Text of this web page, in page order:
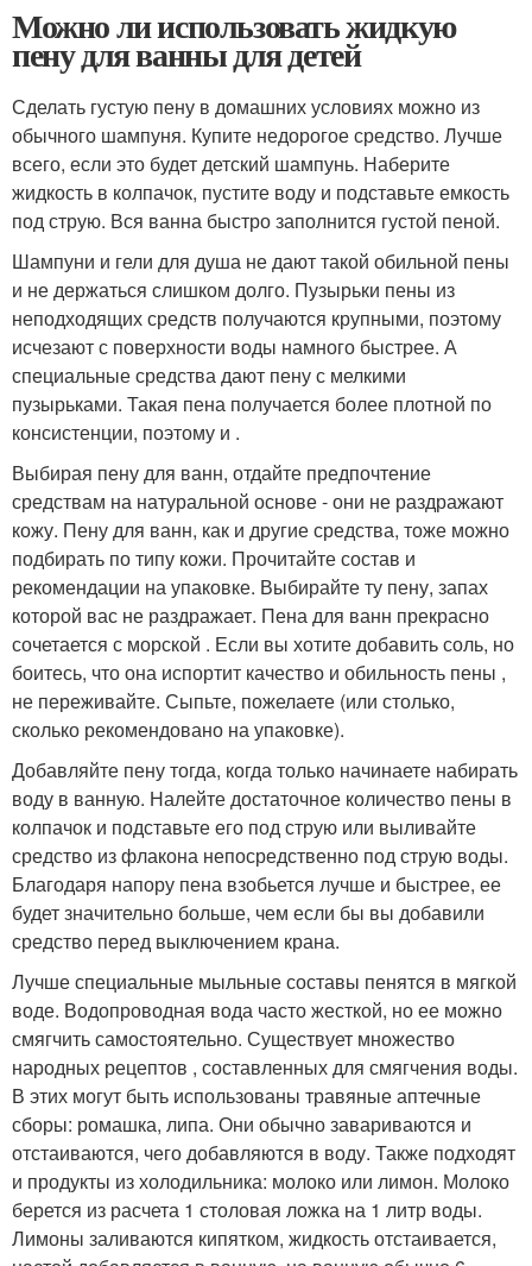
Можно ли использовать жидкую
пену для ванны для детей
Сделать густую пену в домашних условиях можно из
обычного шампуня. Купите недорогое средство. Лучше
всего, если это будет детский шампунь. Наберите
жидкость в колпачок, пустите воду и подставьте емкость
под струю. Вся ванна быстро заполнится густой пеной.
Шампуни и гели для душа не дают такой обильной пены
и не держаться слишком долго. Пузырьки пены из
неподходящих средств получаются крупными, поэтому
исчезают с поверхности воды намного быстрее. А
специальные средства дают пену с мелкими
пузырьками. Такая пена получается более плотной по
консистенции, поэтому и .
Выбирая пену для ванн, отдайте предпочтение
средствам на натуральной основе - они не раздражают
кожу. Пену для ванн, как и другие средства, тоже можно
подбирать по типу кожи. Прочитайте состав и
рекомендации на упаковке. Выбирайте ту пену, запах
которой вас не раздражает. Пена для ванн прекрасно
сочетается с морской . Если вы хотите добавить соль, но
боитесь, что она испортит качество и обильность пены ,
не переживайте. Сыпьте, пожелаете (или столько,
сколько рекомендовано на упаковке).
Добавляйте пену тогда, когда только начинаете набирать
воду в ванную. Налейте достаточное количество пены в
колпачок и подставьте его под струю или выливайте
средство из флакона непосредственно под струю воды.
Благодаря напору пена взобьется лучше и быстрее, ее
будет значительно больше, чем если бы вы добавили
средство перед выключением крана.
Лучше специальные мыльные составы пенятся в мягкой
воде. Водопроводная вода часто жесткой, но ее можно
смягчить самостоятельно. Существует множество
народных рецептов , составленных для смягчения воды.
В этих могут быть использованы травяные аптечные
сборы: ромашка, липа. Они обычно завариваются и
отстаиваются, чего добавляются в воду. Также подходят
и продукты из холодильника: молоко или лимон. Молоко
берется из расчета 1 столовая ложка на 1 литр воды.
Лимоны заливаются кипятком, жидкость отстаивается,